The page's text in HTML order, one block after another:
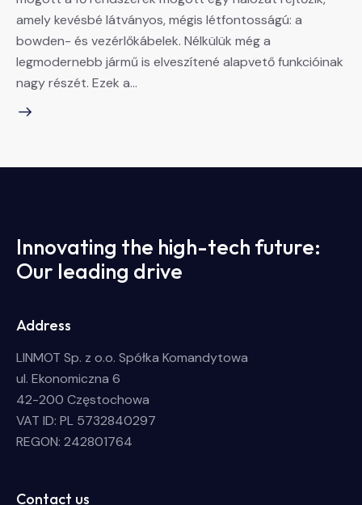
amely kevésbé látványos, mégis létfontosságú: a
bowden- és vezérlőkábelek. Nélkülük még a
legmodernebb jármű is elveszítené alapvető funkcióinak
nagy részét. Ezek a…
Innovating the high-tech future:
Our leading drive
Address
LINMOT Sp. z o.o. Spółka Komandytowa
ul. Ekonomiczna 6
42-200 Częstochowa
VAT ID: PL 5732840297
REGON: 242801764
Contact us